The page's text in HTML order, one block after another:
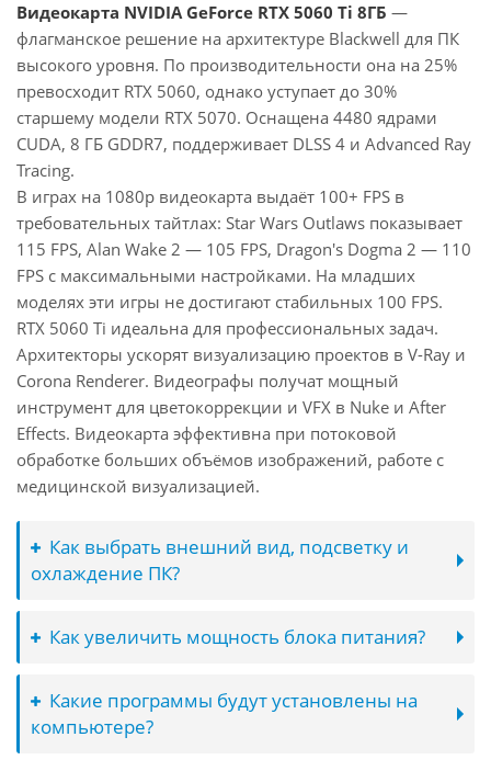
Видеокарта NVIDIA GeForce RTX 5060 Ti 8ГБ —
флагманское решение на архитектуре Blackwell для ПК
высокого уровня. По производительности она на 25%
превосходит RTX 5060, однако уступает до 30%
старшему модели RTX 5070. Оснащена 4480 ядрами
CUDA, 8 ГБ GDDR7, поддерживает DLSS 4 и Advanced Ray
Tracing.
В играх на 1080p видеокарта выдаёт 100+ FPS в
требовательных тайтлах: Star Wars Outlaws показывает
115 FPS, Alan Wake 2 — 105 FPS, Dragon's Dogma 2 — 110
FPS с максимальными настройками. На младших
моделях эти игры не достигают стабильных 100 FPS.
RTX 5060 Ti идеальна для профессиональных задач.
Архитекторы ускорят визуализацию проектов в V-Ray и
Corona Renderer. Видеографы получат мощный
инструмент для цветокоррекции и VFX в Nuke и After
Effects. Видеокарта эффективна при потоковой
обработке больших объёмов изображений, работе с
медицинской визуализацией.
Как выбрать внешний вид, подсветку и
охлаждение ПК?
Как увеличить мощность блока питания?
Какие программы будут установлены на
компьютере?